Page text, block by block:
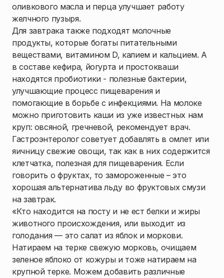
оливкового масла и перца улучшает работу
желчного пузыря.
Для завтрака также подходят молочные
продукты, которые богаты питательными
веществами, витамином D, калием и кальцием. А
в составе кефира, йогурта и простокваши
находятся пробиотики - полезные бактерии,
улучшающие процесс пищеварения и
помогающие в борьбе с инфекциями. На молоке
можно приготовить каши из уже известных нам
круп: овсяной, гречневой, рекомендует врач.
Гастроэнтеролог советует добавлять в омлет или
яичницу свежие овощи, так как в них содержится
клетчатка, полезная для пищеварения. Если
говорить о фруктах, то замороженные – это
хорошая альтернатива льду во фруктовых смузи
на завтрак.
«Кто находится на посту и не ест белки и жиры
животного происхождения, или выходит из
голодания — это салат из яблок и моркови.
Натираем на терке свежую морковь, очищаем
зеленое яблоко от кожуры и тоже натираем на
крупной терке. Можем добавить различные